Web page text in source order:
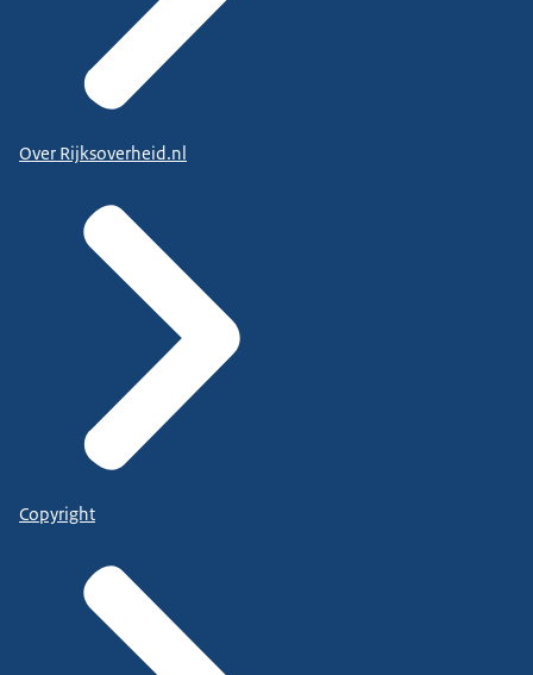
Over Rijksoverheid.nl
Copyright